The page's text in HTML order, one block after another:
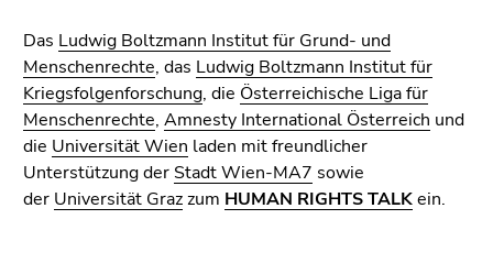
(Zugriffstaste
8)
Zur
Suche
(Zugriffstaste
9)
Das Ludwig Boltzmann Institut für Grund- und
Menschenrechte, das Ludwig Boltzmann Institut für
Kriegsfolgenforschung, die Österreichische Liga für
Menschenrechte, Amnesty International Österreich und
die Universität Wien laden mit freundlicher
Unterstützung der Stadt Wien-MA7 sowie
der Universität Grazzum HUMAN RIGHTS TALKein.